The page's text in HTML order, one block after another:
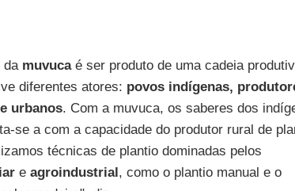
da muvucaé ser produto de uma cadeia
diferentes atores: povos indígenas,
urbanos. Com a muvuca, os saberes dos
se a com a capacidade do produtor rural de
técnicas de plantio dominadas pelos
e agroindustrial, como o plantio manual e o